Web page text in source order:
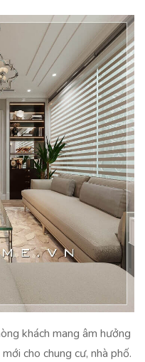
khách mang âm hưởng
cho chung cư, nhà phố.